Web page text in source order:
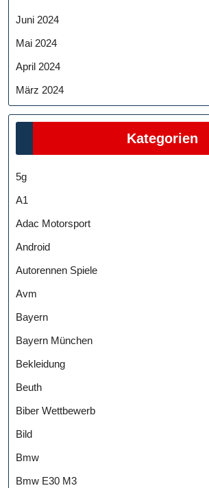
Juni 2024
Mai 2024
April 2024
März 2024
Kategorien
5g
A1
Adac Motorsport
Android
Autorennen Spiele
Avm
Bayern
Bayern München
Bekleidung
Beuth
Biber Wettbewerb
Bild
Bmw
Bmw E30 M3